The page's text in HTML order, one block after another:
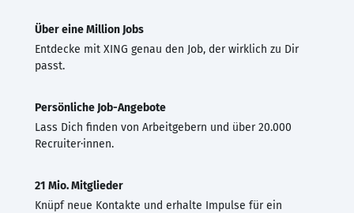
Über eine Million Jobs
Entdecke mit XING genau den Job, der wirklich zu Dir
passt.
Persönliche Job-Angebote
Lass Dich finden von Arbeitgebern und über 20.000
Recruiter·innen.
21 Mio. Mitglieder
Knüpf neue Kontakte und erhalte Impulse für ein